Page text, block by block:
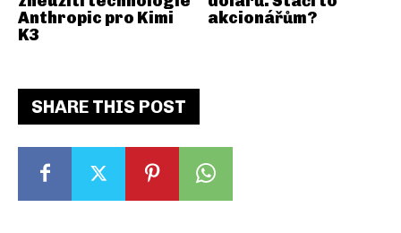
SHARE THIS POST
Anthropic pro Kimi
K3
akcionářům?